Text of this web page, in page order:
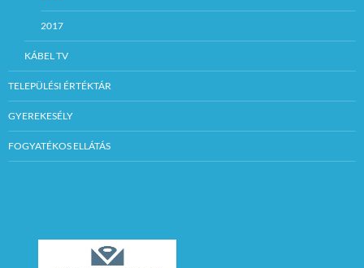
2017
KÁBEL TV
TELEPÜLÉSI ÉRTÉKTÁR
GYEREKESÉLY
FOGYATÉKOS ELLÁTÁS